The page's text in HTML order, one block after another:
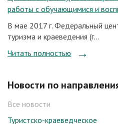
работы с обучающимися и
В мае 2017 г. Федеральный
туризма и краеведения (г...
Читать полностью
Новости по
Все новости
Туристско-краеведческое